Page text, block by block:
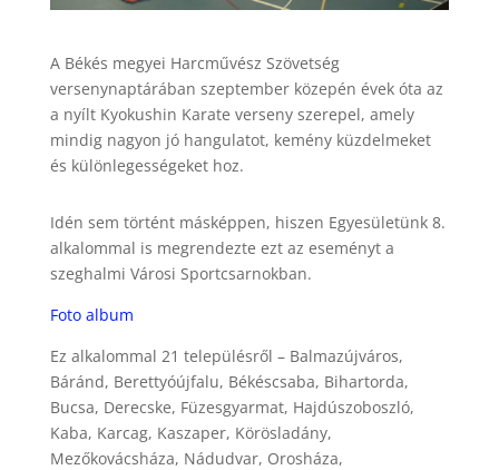
A Békés megyei Harcművész Szövetség
versenynaptárában szeptember közepén évek óta az
a nyílt Kyokushin Karate verseny szerepel, amely
mindig nagyon jó hangulatot, kemény küzdelmeket
és különlegességeket hoz.
Idén sem történt másképpen, hiszen Egyesületünk 8.
alkalommal is megrendezte ezt az eseményt a
szeghalmi Városi Sportcsarnokban.
Foto album
Ez alkalommal 21 településről – Balmazújváros,
Báránd, Berettyóújfalu, Békéscsaba, Bihartorda,
Bucsa, Derecske, Füzesgyarmat, Hajdúszoboszló,
Kaba, Karcag, Kaszaper, Körösladány,
Mezőkovácsháza, Nádudvar, Orosháza,